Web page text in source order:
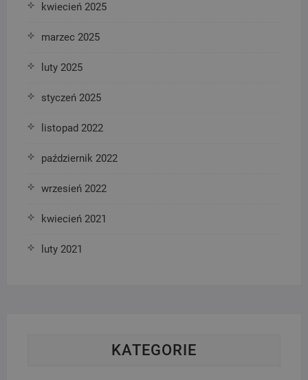
kwiecień 2025
marzec 2025
luty 2025
styczeń 2025
listopad 2022
październik 2022
wrzesień 2022
kwiecień 2021
luty 2021
KATEGORIE